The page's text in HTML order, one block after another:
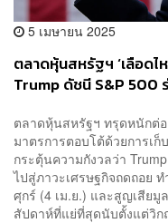
5 เมษายน 2025
ตลาดหุ้นสหรัฐฯ ‘เลือดไ
Trump ดัชนี S&P 500
ตลาดหุ้นสหรัฐฯ ทรุดหนักต่
มาตรการตอบโต้ด้วยการเ
กระตุ้นความกังวลว่า
ไปสู่ภาวะเศรษฐกิจถดถอย
ศุกร์ (4 เม.ย.) และสูญเสียมู
สัปดาห์ที่แย่ที่สุดนับตั้งแต่วิก